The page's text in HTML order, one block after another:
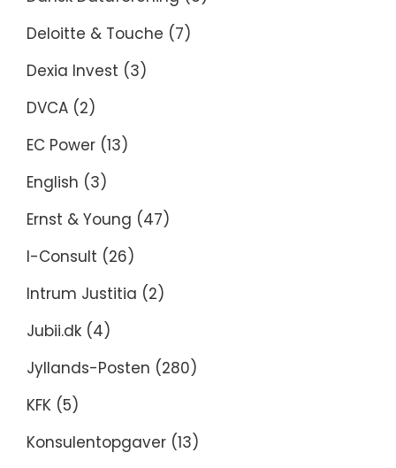
Deloitte & Touche (7)
Dexia Invest (3)
DVCA (2)
EC Power (13)
English (3)
Ernst & Young (47)
I-Consult (26)
Intrum Justitia (2)
Jubii.dk (4)
Jyllands-Posten (280)
KFK (5)
Konsulentopgaver (13)